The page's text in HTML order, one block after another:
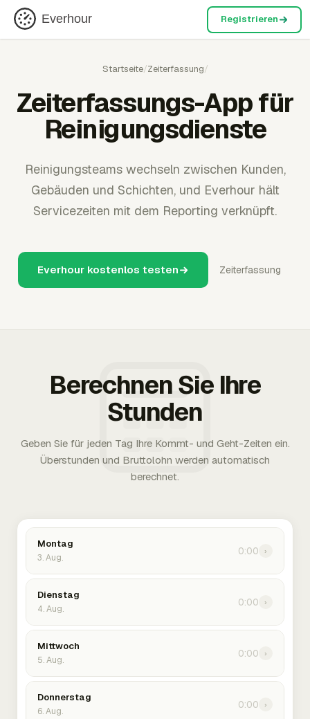
Everhour Registrieren
Startseite/Zeiterfassung/
Zeiterfassungs-App für
Reinigungsdienste
Reinigungsteams wechseln zwischen Kunden,
Gebäuden und Schichten, und Everhour hält
Servicezeiten mit dem Reporting verknüpft.
Everhour kostenlos testen Zeiterfassung
Berechnen Sie Ihre
Stunden
Geben Sie für jeden Tag Ihre Kommt- und Geht-Zeiten ein.
Überstunden und Bruttolohn werden automatisch
berechnet.
Montag
3. Aug.
0:00 ›
Dienstag
4. Aug.
0:00 ›
Mittwoch
5. Aug.
0:00 ›
Donnerstag
6. Aug.
0:00 ›